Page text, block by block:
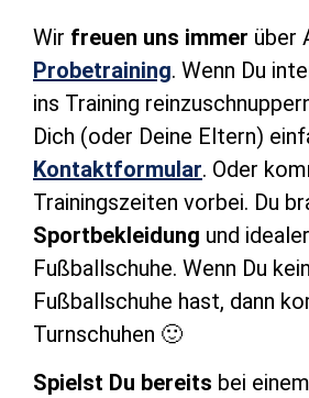
Wir freuen uns immer über
Probetraining. Wenn Du
ins Training
Dich (oder Deine Eltern)
Kontaktformular. Oder
Trainingszeiten vorbei. Du
Sportbekleidung und
Fußballschuhe. Wenn Du
Fußballschuhe hast, dann
Turnschuhen 🙂
Spielst Du bereits bei